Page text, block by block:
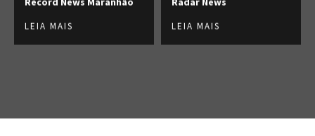
LEIA MAIS LEIA MAIS